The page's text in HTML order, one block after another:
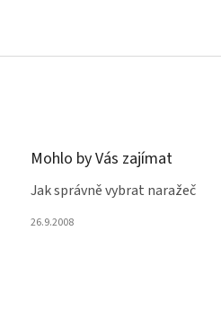
Mohlo by Vás zajímat
Jak správně vybrat naražeč
26.9.2008